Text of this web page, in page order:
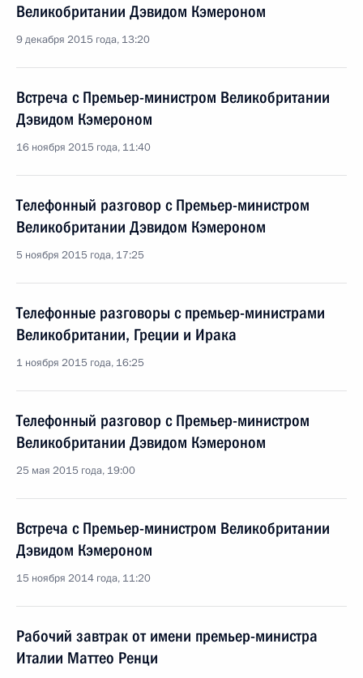
Великобритании Дэвидом Кэмероном
9 декабря 2015 года, 13:20
Встреча с Премьер-министром Великобритании
Дэвидом Кэмероном
16 ноября 2015 года, 11:40
Телефонный разговор с Премьер-министром
Великобритании Дэвидом Кэмероном
5 ноября 2015 года, 17:25
Телефонные разговоры с премьер-министрами
Великобритании, Греции и Ирака
1 ноября 2015 года, 16:25
Телефонный разговор с Премьер-министром
Великобритании Дэвидом Кэмероном
25 мая 2015 года, 19:00
Встреча с Премьер-министром Великобритании
Дэвидом Кэмероном
15 ноября 2014 года, 11:20
Рабочий завтрак от имени премьер-министра
Италии Маттео Ренци